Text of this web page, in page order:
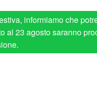
informiamo che
al 23 agosto saranno